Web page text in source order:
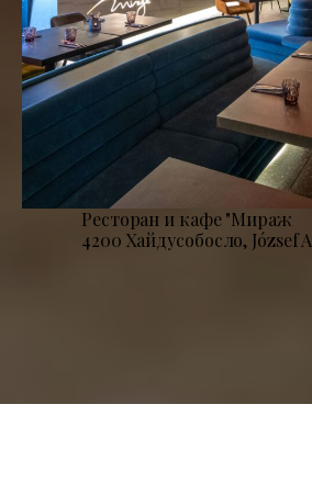
Ресторан и кафе "Мираж
4200 Хайдусобосло, József